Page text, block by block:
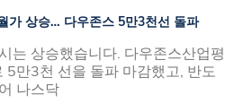
가 상승… 다우존스 5만3천선 돌파
는 상승했습니다. 다우존스산업평
5만3천 선을 돌파 마감했고, 반도
나스닥